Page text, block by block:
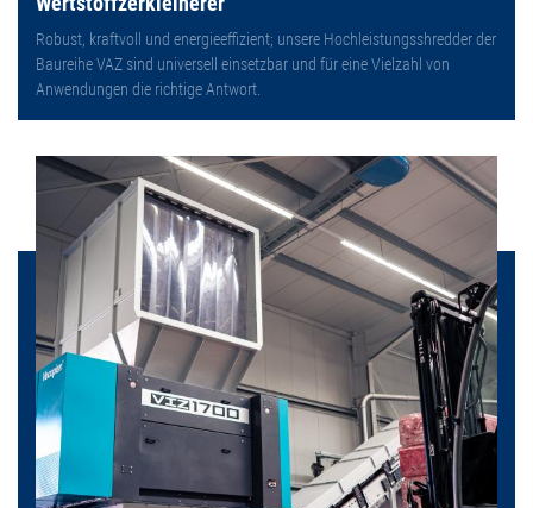
Robust, kraftvoll und energieeffizient; unsere Hochleistungsshredder der
Baureihe VAZ sind universell einsetzbar und für eine Vielzahl von
Anwendungen die richtige Antwort.